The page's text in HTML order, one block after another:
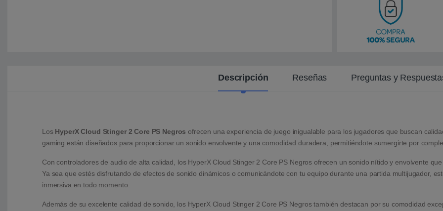
Descripción Reseñas Preguntas y
Los HyperX Cloud Stinger 2 Core PS Negros ofrecen una experiencia de juego inigualable para los jugadores que buscan
gaming están diseñados para proporcionar un sonido envolvente y una comodidad duradera, permitiéndote sumergirte por
Con controladores de audio de alta calidad, los HyperX Cloud Stinger 2 Core PS Negros ofrecen un sonido nítido y envolvente
Ya sea que estés disfrutando de efectos de sonido dinámicos o comunicándote con tu equipo durante una partida multijugador,
inmersiva en todo momento.
Además de su excelente calidad de sonido, los HyperX Cloud Stinger 2 Core PS Negros también destacan por su comodidad